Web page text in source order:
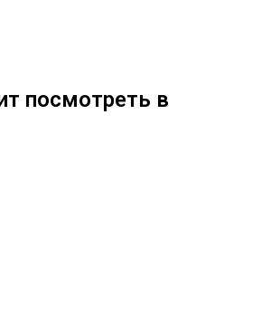
посмотреть в